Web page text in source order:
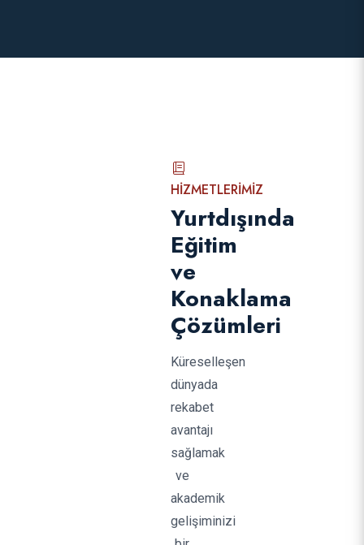
HIZMETLERIMIZ
Yurtdışında
Eğitim
ve
Konaklama
Çözümleri
Küreselleşen
dünyada
rekabet
avantajı
sağlamak
ve
akademik
gelişiminizi